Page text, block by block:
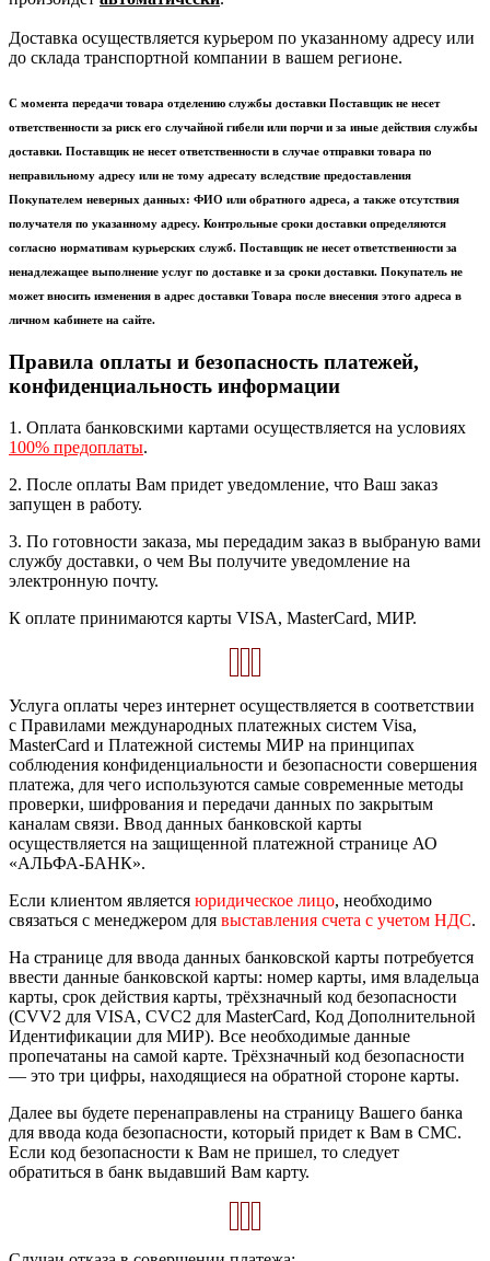
Доставка осуществляется курьером по указанному адресу или
до склада транспортной компании в вашем регионе.
С момента передачи товара отделению службы доставки Поставщик не несет
ответственности за риск его случайной гибели или порчи и за иные действия службы
доставки. Поставщик не несет ответственности в случае отправки товара по
неправильному адресу или не тому адресату вследствие предоставления
Покупателем неверных данных: ФИО или обратного адреса, а также отсутствия
получателя по указанному адресу. Контрольные сроки доставки определяются
согласно нормативам курьерских служб. Поставщик не несет ответственности за
ненадлежащее выполнение услуг по доставке и за сроки доставки. Покупатель не
может вносить изменения в адрес доставки Товара после внесения этого адреса в
личном кабинете на сайте.
Правила оплаты и безопасность платежей,
конфиденциальность информации
1. Оплата банковскими картами осуществляется на условиях
100% предоплаты.
2. После оплаты Вам придет уведомление, что Ваш заказ
запущен в работу.
3. По готовности заказа, мы передадим заказ в выбраную вами
службу доставки, о чем Вы получите уведомление на
электронную почту.
К оплате принимаются карты VISA, MasterCard, МИР.
Услуга оплаты через интернет осуществляется в соответствии
с Правилами международных платежных систем Visa,
MasterCard и Платежной системы МИР на принципах
соблюдения конфиденциальности и безопасности совершения
платежа, для чего используются самые современные методы
проверки, шифрования и передачи данных по закрытым
каналам связи. Ввод данных банковской карты
осуществляется на защищенной платежной странице АО
«АЛЬФА-БАНК».
Если клиентом является юридическое лицо, необходимо
связаться с менеджером для выставления счета с учетом НДС.
На странице для ввода данных банковской карты потребуется
ввести данные банковской карты: номер карты, имя владельца
карты, срок действия карты, трёхзначный код безопасности
(CVV2 для VISA, CVC2 для MasterCard, Код Дополнительной
Идентификации для МИР). Все необходимые данные
пропечатаны на самой карте. Трёхзначный код безопасности
— это три цифры, находящиеся на обратной стороне карты.
Далее вы будете перенаправлены на страницу Вашего банка
для ввода кода безопасности, который придет к Вам в СМС.
Если код безопасности к Вам не пришел, то следует
обратиться в банк выдавший Вам карту.